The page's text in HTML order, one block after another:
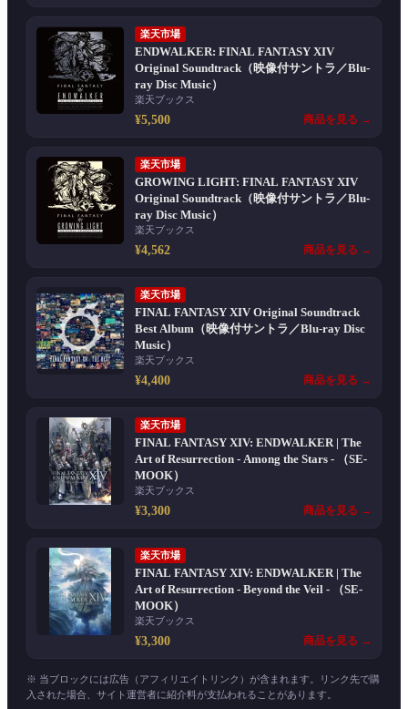
楽天市場
ENDWALKER: FINAL FANTASY XIV
Original Soundtrack（映像付サントラ／Blu-
ray Disc Music）
楽天ブックス
¥5,500 商品を見る →
楽天市場
GROWING LIGHT: FINAL FANTASY XIV
Original Soundtrack（映像付サントラ／Blu-
ray Disc Music）
楽天ブックス
¥4,562 商品を見る →
楽天市場
FINAL FANTASY XIV Original Soundtrack
Best Album（映像付サントラ／Blu-ray Disc
Music）
楽天ブックス
¥4,400 商品を見る →
楽天市場
FINAL FANTASY XIV: ENDWALKER | The
Art of Resurrection - Among the Stars - （SE-
MOOK）
楽天ブックス
¥3,300 商品を見る →
楽天市場
FINAL FANTASY XIV: ENDWALKER | The
Art of Resurrection - Beyond the Veil - （SE-
MOOK）
楽天ブックス
¥3,300 商品を見る →
※ 当ブロックには広告（アフィリエイトリンク）が含まれます。リンク先で購
入された場合、サイト運営者に紹介料が支払われることがあります。